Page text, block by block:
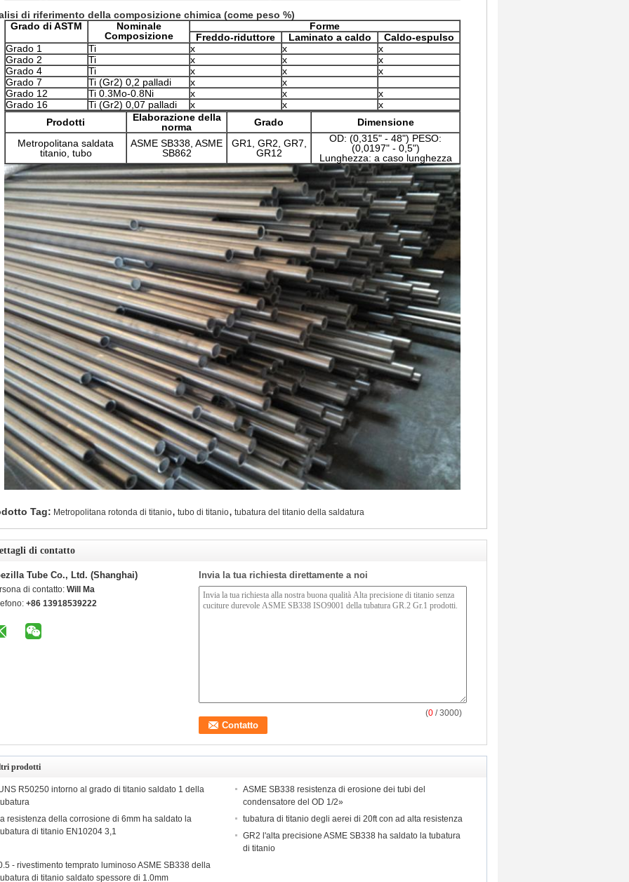
di riferimento della composizione chimica (come peso %)
Grado di ASTM
Nominale
Composizione
Forme
Freddo-riduttore
Laminato a caldo
Caldo-espulso
Grado 1
Ti x x
x
Grado 2
Ti x x
x
Grado 4
Ti x x
x
Grado 7
Ti (Gr2) 0,2 palladi x
x
Grado 12
Ti 0.3Mo-0.8Ni x x
x
Grado 16
Ti (Gr2) 0,07 palladi x x
x
Prodotti
Elaborazione della
norma
Grado
Dimensione
Metropolitana saldata
titanio, tubo
ASME SB338, ASME
SB862
GR1, GR2, GR7,
GR12
OD: (0,315" - 48") PESO:
(0,0197" - 0,5")
Lunghezza: a caso lunghezza
Tag: Metropolitana rotonda di titanio, tubo di titanio, tubatura del titanio della saldatura
di contatto
Tube Co., Ltd. (Shanghai)
di contatto: Will Ma
+86 13918539222
Invia la tua richiesta direttamente a noi
(0 / 3000)
prodotti
R50250 intorno al grado di titanio saldato 1 della
ASME SB338 resistenza di erosione dei tubi del
condensatore del OD 1/2»
resistenza della corrosione di 6mm ha saldato la
di titanio EN10204 3,1
tubatura di titanio degli aerei di 20ft con ad alta resistenza
GR2 l'alta precisione ASME SB338 ha saldato la tubatura
di titanio
- rivestimento temprato luminoso ASME SB338 della
di titanio saldato spessore di 1.0mm